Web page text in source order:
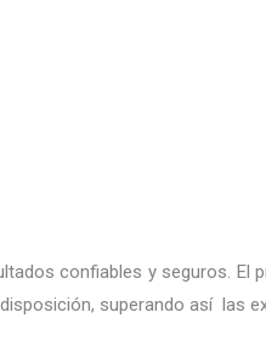
confiables y seguros. El
superando así las